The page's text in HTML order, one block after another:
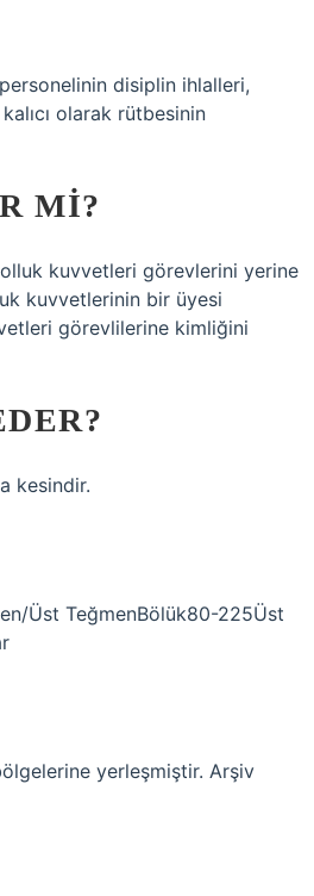
disiplin ihlalleri,
olarak rütbesinin
MI?
kuvvetleri görevlerini yerine
kuvvetlerinin bir üyesi
görevlilerine kimliğini
kesindir.
Üst TeğmenBölük80-225Üst
yerleşmiştir. Arşiv